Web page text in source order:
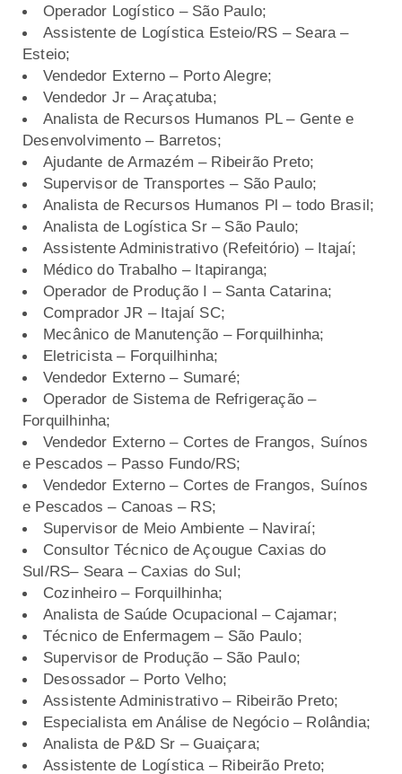
Operador Logístico – São Paulo;
Assistente de Logística Esteio/RS – Seara –
Esteio;
Vendedor Externo – Porto Alegre;
Vendedor Jr – Araçatuba;
Analista de Recursos Humanos PL – Gente e
Desenvolvimento – Barretos;
Ajudante de Armazém – Ribeirão Preto;
Supervisor de Transportes – São Paulo;
Analista de Recursos Humanos Pl – todo Brasil;
Analista de Logística Sr – São Paulo;
Assistente Administrativo (Refeitório) – Itajaí;
Médico do Trabalho – Itapiranga;
Operador de Produção I – Santa Catarina;
Comprador JR – Itajaí SC;
Mecânico de Manutenção – Forquilhinha;
Eletricista – Forquilhinha;
Vendedor Externo – Sumaré;
Operador de Sistema de Refrigeração –
Forquilhinha;
Vendedor Externo – Cortes de Frangos, Suínos
e Pescados – Passo Fundo/RS;
Vendedor Externo – Cortes de Frangos, Suínos
e Pescados – Canoas – RS;
Supervisor de Meio Ambiente – Naviraí;
Consultor Técnico de Açougue Caxias do
Sul/RS– Seara – Caxias do Sul;
Cozinheiro – Forquilhinha;
Analista de Saúde Ocupacional – Cajamar;
Técnico de Enfermagem – São Paulo;
Supervisor de Produção – São Paulo;
Desossador – Porto Velho;
Assistente Administrativo – Ribeirão Preto;
Especialista em Análise de Negócio – Rolândia;
Analista de P&D Sr – Guaiçara;
Assistente de Logística – Ribeirão Preto;